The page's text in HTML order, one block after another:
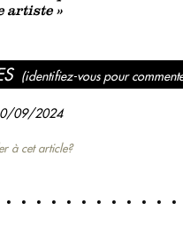
artiste »
(identifiez-vous pour
09/2024
à cet article?